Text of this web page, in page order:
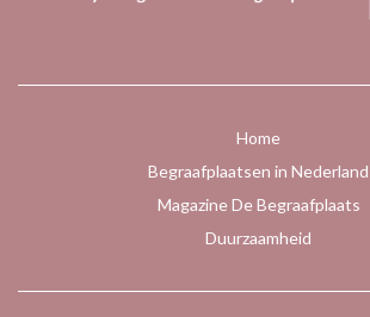
Home
Begraafplaatsen in Nederland
Magazine De Begraafplaats
Duurzaamheid